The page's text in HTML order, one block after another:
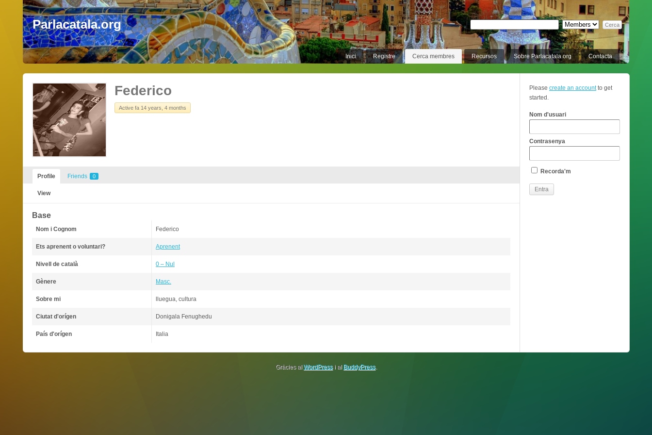
Parlacatala.org
Inici Registre Cerca membres Recursos Sobre Parlacatala.org Contacta
Federico
Active fa 14 years, 4 months
Profile Friends 0
View
Base
Nom i Cognom Federico
Ets aprenent o voluntari? Aprenent
Nivell de català 0 – Nul
Gènere Masc.
Sobre mi lluegua, cultura
Ciutat d'orígen Donigala Fenughedu
País d'orígen Italia
Please create an accountto get
started.
Nom d'usuari
Contrasenya
Recorda'm
Gràcies al WordPressi al BuddyPress.